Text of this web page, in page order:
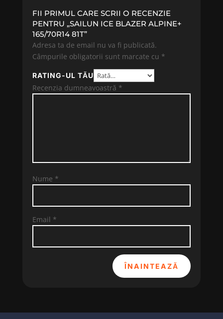
FII PRIMUL CARE SCRII O RECENZIE
PENTRU „SAILUN ICE BLAZER ALPINE+
165/70R14 81T”
Adresa ta de email nu va fi publicată.
Câmpurile obligatorii sunt marcate cu *
RATING-UL TĂU
Recenzia dumneavoastră *
Nume *
Email *
ÎNAINTEAZĂ